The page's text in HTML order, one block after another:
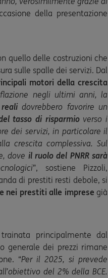
della presentazione
quello delle costruzioni che
sulle spalle dei servizi. Dal
motori della crescita
negli ultimi anni, la
dovrebbero favorire un
tasso di risparmioverso i
dei servizi, in particolare il
crescita complessiva. Sul
dove il ruolo del PNRR sarà
”, sostiene Pizzoli,
di prestiti resti debole, si
nei prestiti alle imprese già
principalmente dal
generale dei prezzi rimane
“Per il 2025, si prevede
del 2% della BCE.